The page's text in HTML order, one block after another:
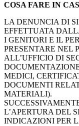
COSA FARE IN
LA DENUNCIA DI
EFFETTUATA
I GENITORI E IL
PRESENTARE NEL
ALL’UFFICIO DI
MEDICI,
DOCUMENTI
MATERIALI).
L’APERTURA DEL
INDICAZIONI PER